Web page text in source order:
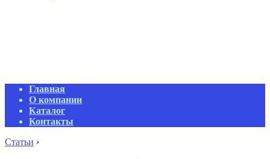
Primary
Navigation
Menu
Главная
О компании
Каталог
Контакты
Статьи ›